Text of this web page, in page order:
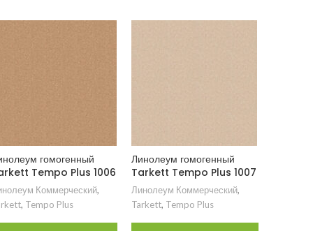
гомогенный
Tempo Plus 1006
Коммерческий,
, Tempo Plus
Линолеум гомогенный
Tarkett Tempo Plus 1007
Линолеум Коммерческий,
Tarkett, Tempo Plus